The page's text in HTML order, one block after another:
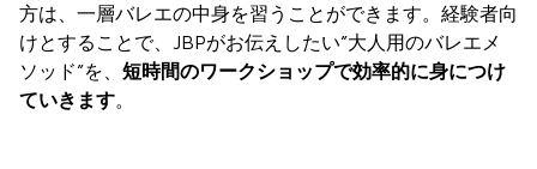
方は、一層バレエの中身を習うことができます。経験者向
けとすることで、JBPがお伝えしたい”大人用のバレエメ
ソッド”を、 短時間のワークショップで効率的に身につけ
ていきます